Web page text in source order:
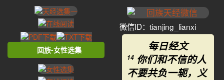
回族-女性选集
微信ID：tianjing_lianxi
每日经文
14 你们和不信的人
不要共负一轭，义